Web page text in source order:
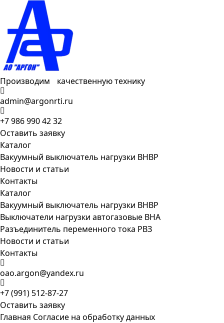
Производим качественную технику
admin@argonrti.ru
+7 986 990 42 32
Оставить заявку
Каталог
Вакуумный выключатель нагрузки ВНВР
Новости и статьи
Контакты
Каталог
Вакуумный выключатель нагрузки ВНВР
Выключатели нагрузки автогазовые ВНА
Разъединитель переменного тока РВЗ
Новости и статьи
Контакты
oao.argon@yandex.ru
+7 (991) 512-87-27
Оставить заявку
Главная Согласие на обработку данных